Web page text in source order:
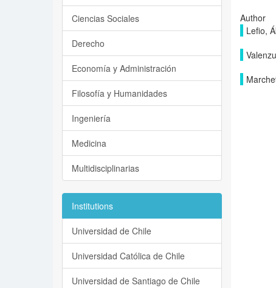
Author
Lefio,
Ciencias Sociales
Derecho
Economía y Administración
Filosofía y Humanidades
Ingeniería
Medicina
Multidisciplinarias
Institutions
Universidad de Chile
Universidad Católica de Chile
Universidad de Santiago de Chile